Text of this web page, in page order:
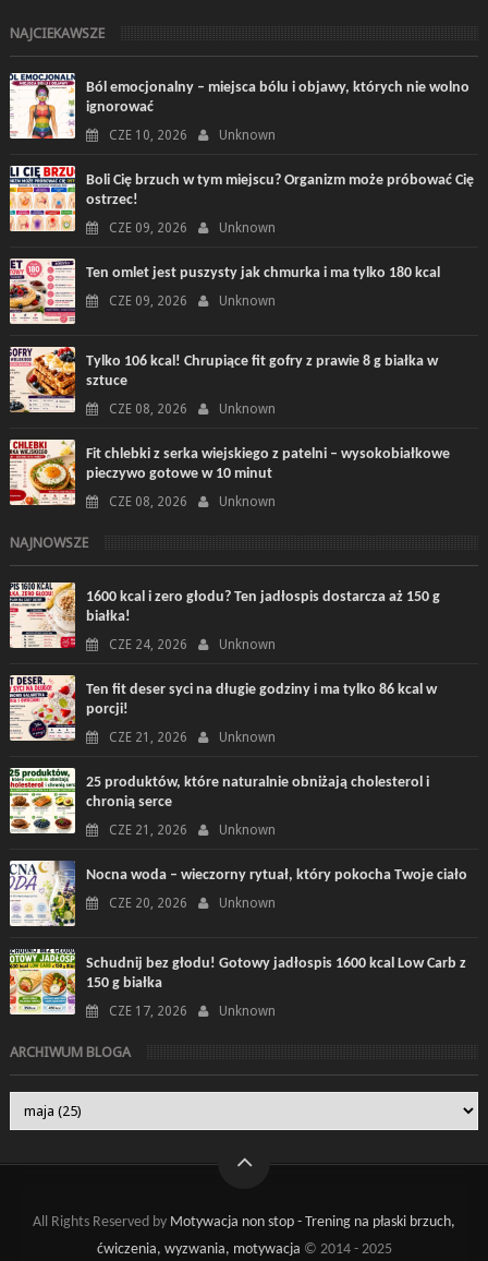
NAJCIEKAWSZE
Ból emocjonalny – miejsca bólu i objawy, których nie wolno
ignorować
CZE 10, 2026 Unknown
Boli Cię brzuch w tym miejscu? Organizm może próbować Cię
ostrzec!
CZE 09, 2026 Unknown
Ten omlet jest puszysty jak chmurka i ma tylko 180 kcal
CZE 09, 2026 Unknown
Tylko 106 kcal! Chrupiące fit gofry z prawie 8 g białka w
sztuce
CZE 08, 2026 Unknown
Fit chlebki z serka wiejskiego z patelni – wysokobiałkowe
pieczywo gotowe w 10 minut
CZE 08, 2026 Unknown
NAJNOWSZE
1600 kcal i zero głodu? Ten jadłospis dostarcza aż 150 g
białka!
CZE 24, 2026 Unknown
Ten fit deser syci na długie godziny i ma tylko 86 kcal w
porcji!
CZE 21, 2026 Unknown
25 produktów, które naturalnie obniżają cholesterol i
chronią serce
CZE 21, 2026 Unknown
Nocna woda – wieczorny rytuał, który pokocha Twoje ciało
CZE 20, 2026 Unknown
Schudnij bez głodu! Gotowy jadłospis 1600 kcal Low Carb z
150 g białka
CZE 17, 2026 Unknown
ARCHIWUM BLOGA
All Rights Reserved by Motywacja non stop - Trening na płaski brzuch,
ćwiczenia, wyzwania, motywacja © 2014 - 2025